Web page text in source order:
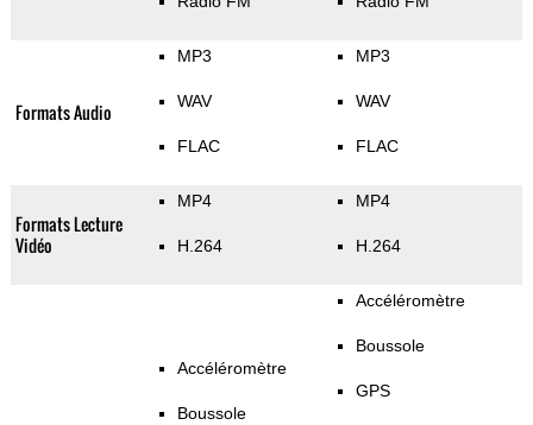
Formats Audio
MP3
WAV
FLAC
MP3
WAV
FLAC
Formats Lecture
Vidéo
MP4
H.264
MP4
H.264
Accéléromètre
Boussole
Accéléromètre
Boussole
GPS